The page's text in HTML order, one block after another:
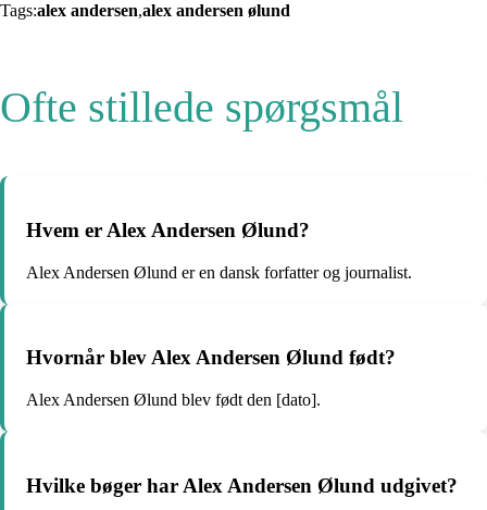
Tags:alex andersen,alex andersen ølund
Ofte stillede spørgsmål
Hvem er Alex Andersen Ølund?
Alex Andersen Ølund er en dansk forfatter og journalist.
Hvornår blev Alex Andersen Ølund født?
Alex Andersen Ølund blev født den [dato].
Hvilke bøger har Alex Andersen Ølund udgivet?